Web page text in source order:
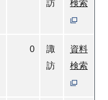
訪
検索
0
諏
訪
資料
検索